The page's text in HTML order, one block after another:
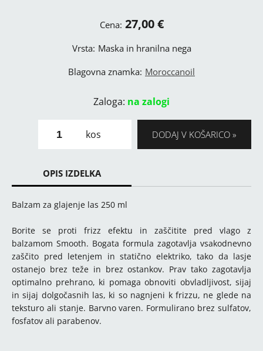
Cena: 27,00 €
Vrsta: Maska in hranilna nega
Blagovna znamka: Moroccanoil
Zaloga: na zalogi
DODAJ V KOŠARICO
kos
OPIS IZDELKA
Balzam za glajenje las 250 ml
Borite se proti frizz efektu in zaščitite pred vlago z
balzamom Smooth. Bogata formula zagotavlja vsakodnevno
zaščito pred letenjem in statično elektriko, tako da lasje
ostanejo brez teže in brez ostankov. Prav tako zagotavlja
optimalno prehrano, ki pomaga obnoviti obvladljivost, sijaj
in sijaj dolgočasnih las, ki so nagnjeni k frizzu, ne glede na
teksturo ali stanje. Barvno varen. Formulirano brez sulfatov,
fosfatov ali parabenov.